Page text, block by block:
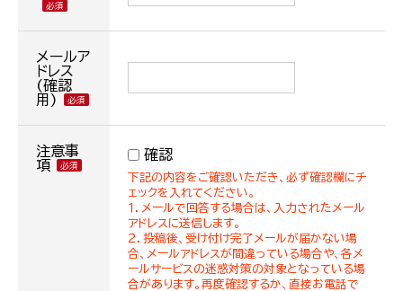
メールア
ドレス
(確認
用)
注意事
項
確認
下記の内容をご確認いただき、必ず確認欄にチ
ェックを入れてください。
１．メールで回答する場合は、入力されたメール
アドレスに送信します。
２．投稿後、受け付け完了メールが届かない場
合、メールアドレスが間違っている場合や、各メ
ールサービスの迷惑対策の対象となっている場
合があります。再度確認するか、直接お電話で